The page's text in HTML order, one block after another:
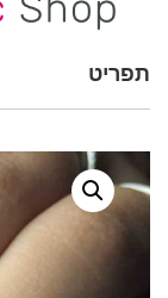
Toggle
תפריט